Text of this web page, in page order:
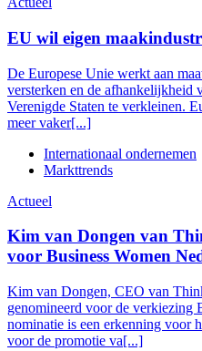
EU wil eigen
De Europese Unie werkt aan
versterken en de afhankelijkheid
Verenigde Staten te verkleinen.
meer vaker[...]
Internationaal ondernemen
Markttrends
Actueel
Kim van Dongen van
voor Business Women
Kim van Dongen, CEO van
genomineerd voor de verkiezing
nominatie is een erkenning voor
voor de promotie va[...]